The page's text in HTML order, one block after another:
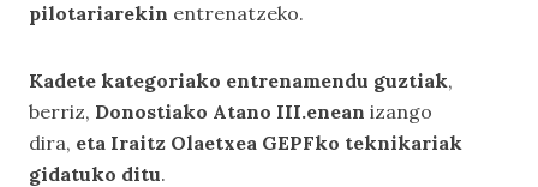
pilotariarekin entrenatzeko.
Kadete kategoriako entrenamendu guztiak,
berriz, Donostiako Atano III.enean izango
dira, eta Iraitz Olaetxea GEPFko teknikariak
gidatuko ditu.